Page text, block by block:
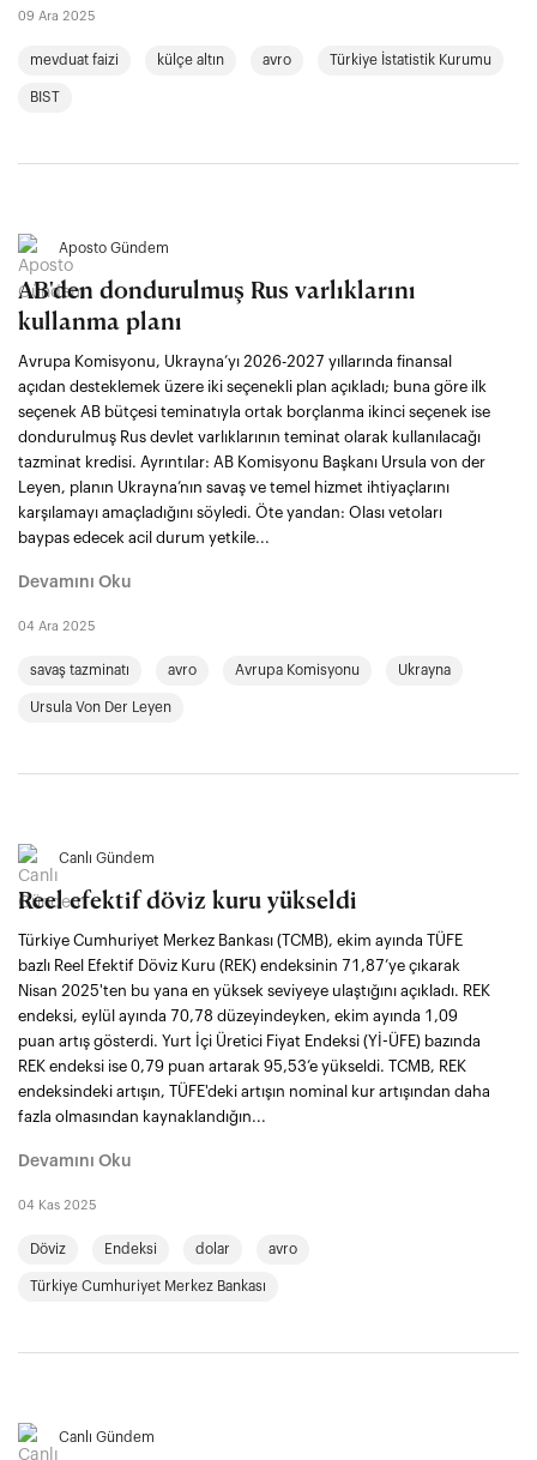
09 Ara 2025
mevduat faizi külçe altın avro Türkiye İstatistik Kurumu
BIST
Aposto Gündem
AB'den dondurulmuş Rus varlıklarını
kullanma planı
Avrupa Komisyonu, Ukrayna’yı 2026-2027 yıllarında finansal
açıdan desteklemek üzere iki seçenekli plan açıkladı; buna göre ilk
seçenek AB bütçesi teminatıyla ortak borçlanma ikinci seçenek ise
dondurulmuş Rus devlet varlıklarının teminat olarak kullanılacağı
tazminat kredisi. Ayrıntılar: AB Komisyonu Başkanı Ursula von der
Leyen, planın Ukrayna’nın savaş ve temel hizmet ihtiyaçlarını
karşılamayı amaçladığını söyledi. Öte yandan: Olası vetoları
baypas edecek acil durum yetkile...
Devamını Oku
04 Ara 2025
savaş tazminatı avro Avrupa Komisyonu Ukrayna
Ursula Von Der Leyen
Canlı Gündem
Reel efektif döviz kuru yükseldi
Türkiye Cumhuriyet Merkez Bankası (TCMB), ekim ayında TÜFE
bazlı Reel Efektif Döviz Kuru (REK) endeksinin 71,87’ye çıkarak
Nisan 2025'ten bu yana en yüksek seviyeye ulaştığını açıkladı. REK
endeksi, eylül ayında 70,78 düzeyindeyken, ekim ayında 1,09
puan artış gösterdi. Yurt İçi Üretici Fiyat Endeksi (Yİ-ÜFE) bazında
REK endeksi ise 0,79 puan artarak 95,53’e yükseldi. TCMB, REK
endeksindeki artışın, TÜFE'deki artışın nominal kur artışından daha
fazla olmasından kaynaklandığın...
Devamını Oku
04 Kas 2025
Döviz Endeksi dolar avro
Türkiye Cumhuriyet Merkez Bankası
Canlı Gündem